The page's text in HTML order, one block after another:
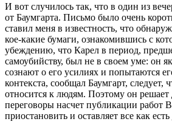
И вот случилось так, что в один из
от Баумгарта. Письмо было очень
ставил меня в известность, что
кое‑какие бумаги, ознакомившись с
убеждению, что Карел в период,
самоубийству, был не в своем уме: он
сознают о его усилиях и попытаются
контекста, сообщал Баумгарт, следует,
относится к людям. Поэтому он
переговоры насчет публикации работ
приостановить и оставляет все как